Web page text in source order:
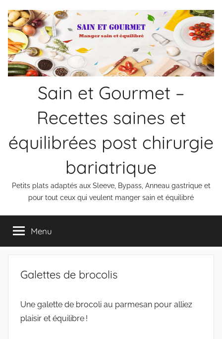
au
contenu
Sain et Gourmet –
Recettes saines et
équilibrées post chirurgie
bariatrique
Petits plats adaptés aux Sleeve, Bypass, Anneau gastrique et
pour tout ceux qui veulent manger sain et équilibré
Menu
Galettes de brocolis
Une galette de brocoli au parmesan pour alliez
plaisir et équilibre !